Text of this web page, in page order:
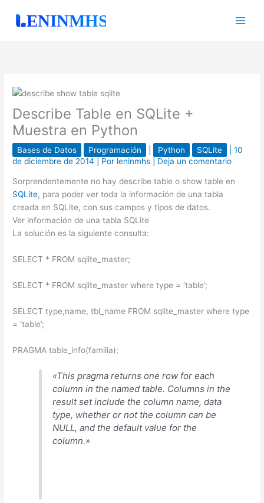
Describe Table en SQLite +
Muestra en Python
Bases de Datos Programación Python SQLite |10
de diciembre de 2014
| Por leninmhs Deja un comentario
Sorprendentemente no hay describe table o show table en
SQLite, para poder ver toda la información de una tabla
creada en SQLite, con sus campos y tipos de datos.
Ver información de una tabla SQLite
La solución es la siguiente consulta:
SELECT * FROM sqlite_master;
SELECT * FROM sqlite_master where type = ‘table’;
SELECT type,name, tbl_name FROM sqlite_master where type
= ‘table’;
PRAGMA table_info(familia);
«This pragma returns one row for each
column in the named table. Columns in the
result set include the column name, data
type, whether or not the column can be
NULL, and the default value for the
column.»